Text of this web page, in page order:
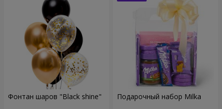
Фонтан шаров "Black shine" Подарочный набор Milka